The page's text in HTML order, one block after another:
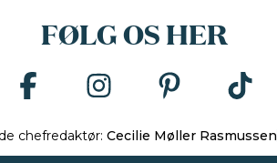
FØLG OS HER
chefredaktør: Cecilie Møller Rasmussen